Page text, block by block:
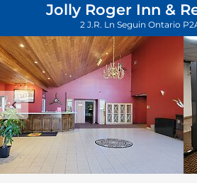
Jolly Roger Inn &
2 J.R. Ln Seguin Ontario